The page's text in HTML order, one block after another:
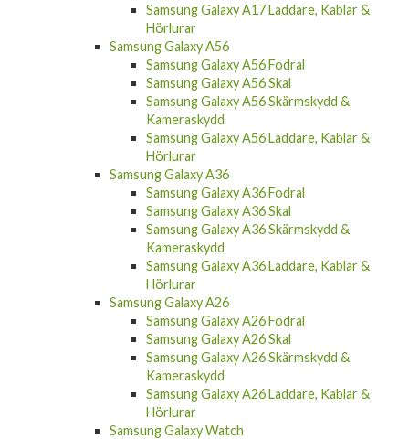
Samsung Galaxy A17 Laddare, Kablar &
Hörlurar
Samsung Galaxy A56
Samsung Galaxy A56 Fodral
Samsung Galaxy A56 Skal
Samsung Galaxy A56 Skärmskydd &
Kameraskydd
Samsung Galaxy A56 Laddare, Kablar &
Hörlurar
Samsung Galaxy A36
Samsung Galaxy A36 Fodral
Samsung Galaxy A36 Skal
Samsung Galaxy A36 Skärmskydd &
Kameraskydd
Samsung Galaxy A36 Laddare, Kablar &
Hörlurar
Samsung Galaxy A26
Samsung Galaxy A26 Fodral
Samsung Galaxy A26 Skal
Samsung Galaxy A26 Skärmskydd &
Kameraskydd
Samsung Galaxy A26 Laddare, Kablar &
Hörlurar
Samsung Galaxy Watch